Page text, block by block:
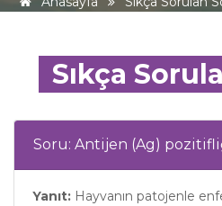
Sıkça
Soru: Antijen (Ag)
Yanıt: Hayvanın patojenle